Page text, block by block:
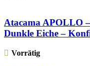
Atacama APOLLO
Dunkle Eiche –
Vorrätig